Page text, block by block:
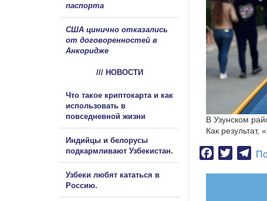
В Узунском
Как
Facebook
Twitter
паспорта
США цинично отказались
от договоренностей в
Анкоридже
/// НОВОСТИ
Что такое криптокарта и как
использовать в
повседневной жизни
Индийцы и белорусы
подкармливают Узбекистан.
Узбеки любят кататься в
Россию.